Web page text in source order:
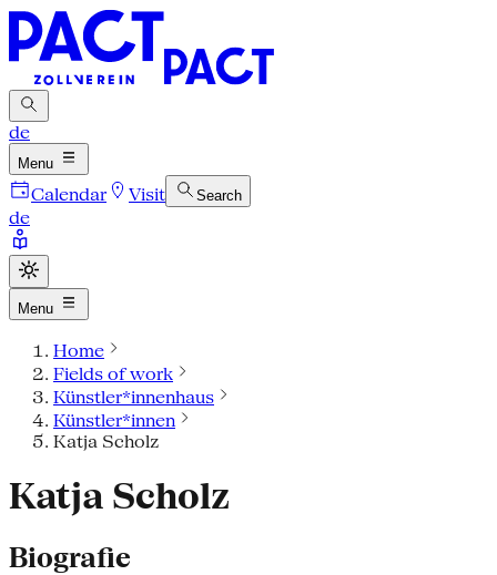
de
Menu
Calendar Visit Search
de
Menu
Home
Fields of work
Künstler*innenhaus
Künstler*innen
Katja Scholz
Katja Scholz
Biografie